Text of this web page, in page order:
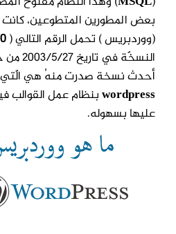
بعض المطورين المتطوعين،
(ووردبريس ) تحمل الرقم التالي (
النسخّة
في
أحدث نسخة صدرت منهُ هي
wordpressبنظام عمل القوالب
عليها بسهوله.